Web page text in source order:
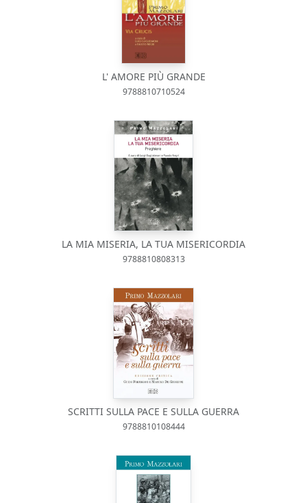
L' AMORE PIÙ GRANDE
9788810710524
LA MIA MISERIA, LA TUA MISERICORDIA
9788810808313
SCRITTI SULLA PACE E SULLA GUERRA
9788810108444